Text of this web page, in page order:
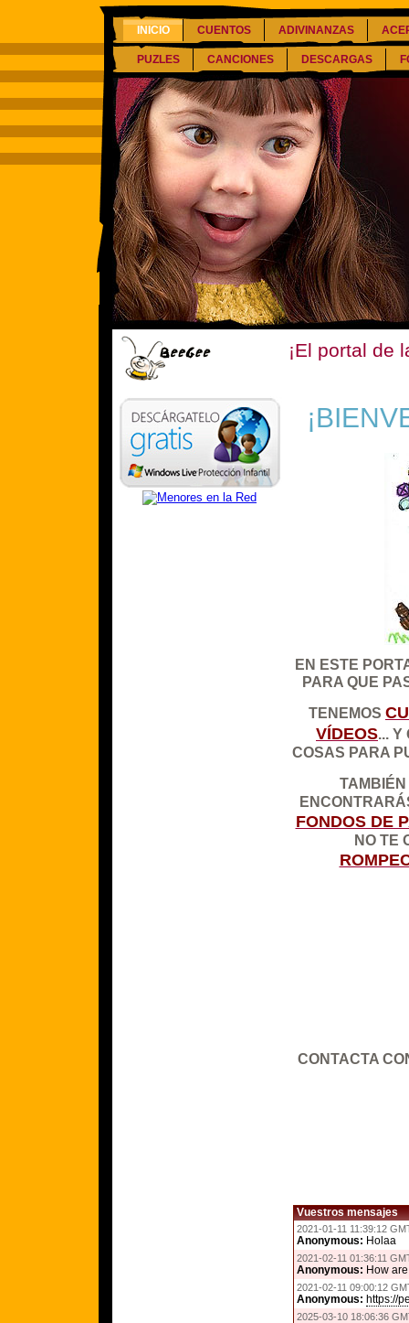
INICIO CUENTOS ADIVINANZAS
PUZLES CANCIONES DESCARGAS
¡El portal de
EN ESTE
PARA QUE
TENEMOS
VÍDEOS... Y
COSAS PARA
FONDOS DE
NO TE
CONTACTA